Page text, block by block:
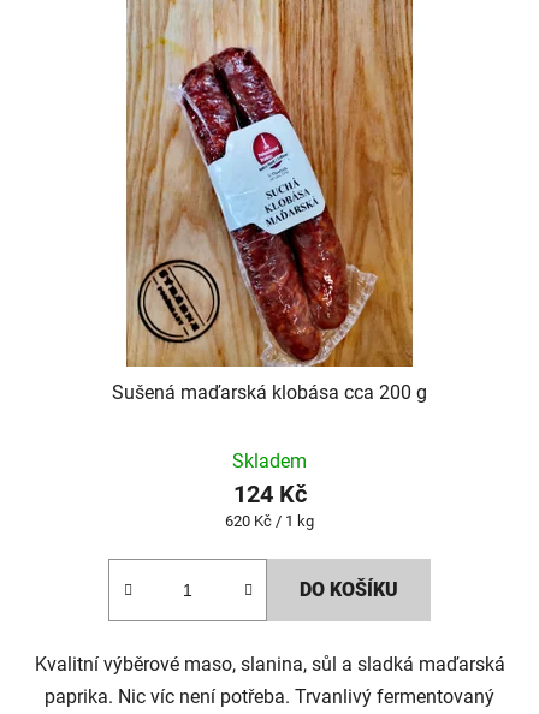
Sušená maďarská klobása cca 200 g
Skladem
124 Kč
Měrná
620 Kč / 1 kg
DO KOŠÍKU
Kvalitní výběrové maso, slanina, sůl a sladká maďarská
paprika. Nic víc není potřeba. Trvanlivý fermentovaný